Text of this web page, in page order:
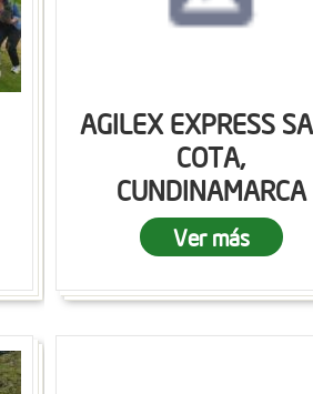
AGILEX EXPRESS
COTA,
CUNDINAMARCA
Ver más